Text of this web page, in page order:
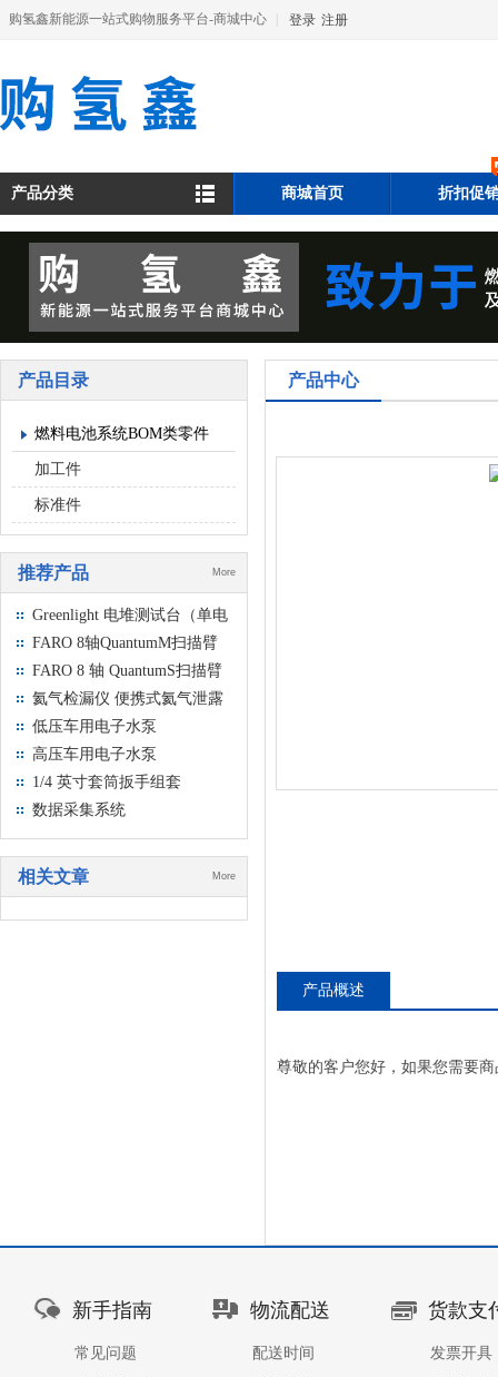
购氢鑫新能源一站式购物服务平台-商城中心 登录 注册
产品分类 商城首页 折扣促
产品目录
燃料电池系统BOM类零件
加工件
标准件
推荐产品 More
Greenlight 电堆测试台（单电
池和部件测试）
FARO 8轴QuantumM扫描臂
FARO 8 轴 QuantumS扫描臂
氦气检漏仪 便携式氦气泄露
检测仪
低压车用电子水泵
高压车用电子水泵
1/4 英寸套筒扳手组套
数据采集系统
相关文章 More
产品中心
产品概述
尊敬的客户您好，如果您需要
新手指南
常见问题
物流配送
配送时间
货款支
发票开具